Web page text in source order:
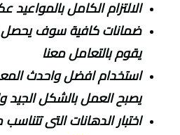
الالتزام الكامل
ضمانات كافية سوف يحصل
يقوم بالتعامل معنا
استخدام افضل واحدث
يصبح العمل بالشكل الجيد
اختبار الدهانات التى